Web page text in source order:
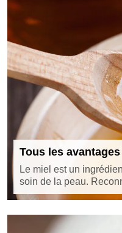
Tous les
Le miel est un
soin de la peau.